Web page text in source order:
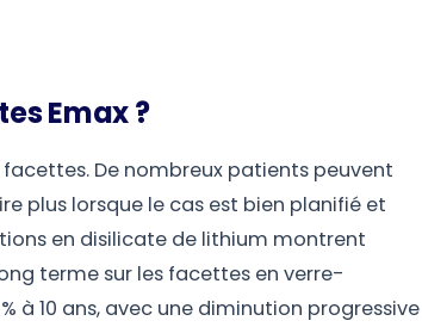
Emax ?
De nombreux patients peuvent
plus lorsque le cas est bien planifié et
en disilicate de lithium montrent
terme sur les facettes en verre-
à 10 ans, avec une diminution progressive